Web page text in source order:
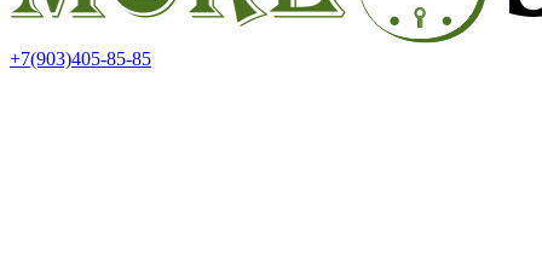
+7(903)405-85-85